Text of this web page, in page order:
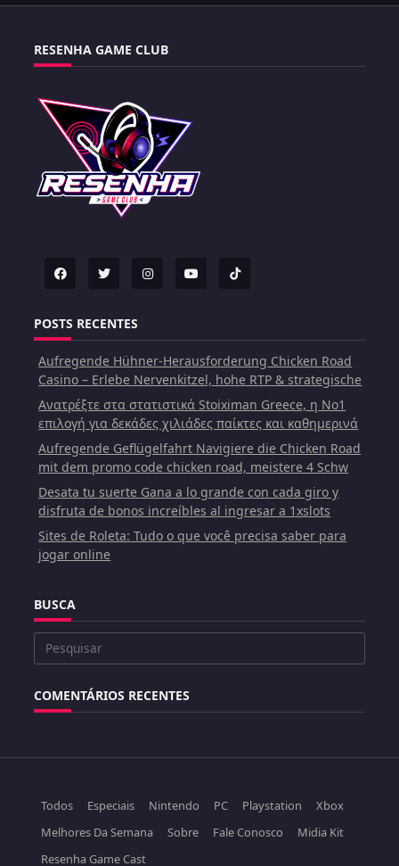
RESENHA GAME CLUB
POSTS RECENTES
Aufregende Hühner-Herausforderung Chicken Road
Casino – Erlebe Nervenkitzel, hohe RTP & strategische
Ανατρέξτε στα στατιστικά Stoiximan Greece, η Νο1
επιλογή για δεκάδες χιλιάδες παίκτες και καθημερινά
Aufregende Geflügelfahrt Navigiere die Chicken Road
mit dem promo code chicken road, meistere 4 Schw
Desata tu suerte Gana a lo grande con cada giro y
disfruta de bonos increíbles al ingresar a 1xslots
Sites de Roleta: Tudo o que você precisa saber para
jogar online
BUSCA
Buscar
COMENTÁRIOS RECENTES
Todos Especiais Nintendo PC Playstation
Xbox
Melhores Da Semana
Sobre Fale Conosco
Midia Kit
Resenha Game Cast